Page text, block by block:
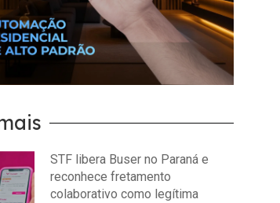
STF libera Buser no Paraná e
reconhece fretamento
colaborativo como legítima